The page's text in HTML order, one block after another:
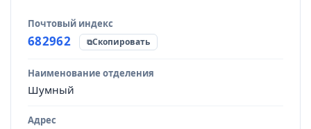
Почтовый индекс
682962 Скопировать
Наименование отделения
Шумный
Адрес
Источник данных